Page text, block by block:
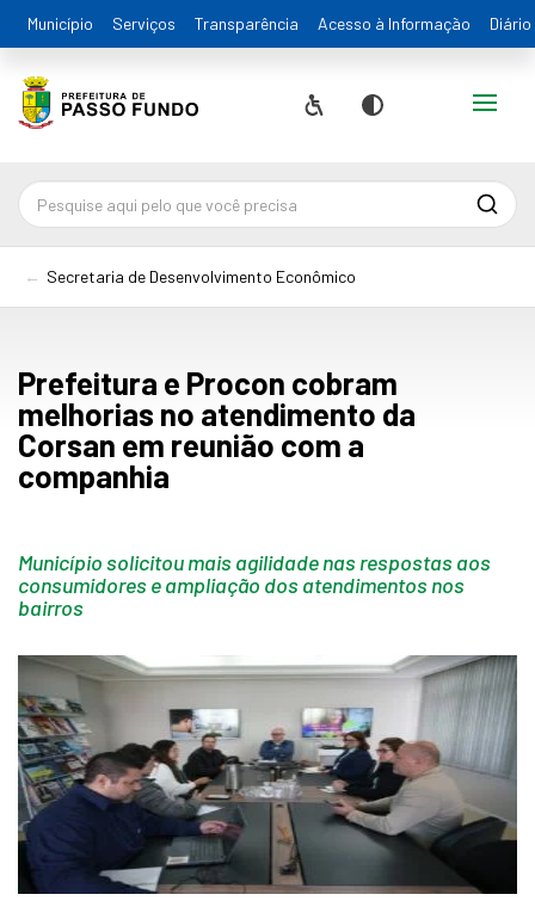
Município Serviços Transparência Acesso à Informação
Acessibilidade
Contraste
Alternar
Secretaria de Desenvolvimento Econômico
Prefeitura e Procon cobram
melhorias no atendimento da
Corsan em reunião com a
companhia
Município solicitou mais agilidade nas respostas aos
consumidores e ampliação dos atendimentos nos
bairros